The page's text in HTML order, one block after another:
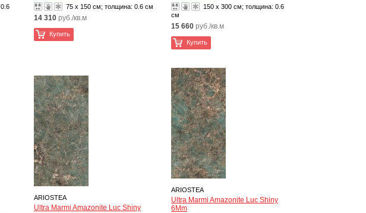
0.6
75 x 150 см; толщина: 0.6 см
14 310 руб./кв.м
Купить
150 x 300 см; толщина: 0.6
см
15 660 руб./кв.м
Купить
ARIOSTEA
Ultra Marmi Amazonite Luc Shiny
ARIOSTEA
Ultra Marmi Amazonite Luc Shiny
6Mm